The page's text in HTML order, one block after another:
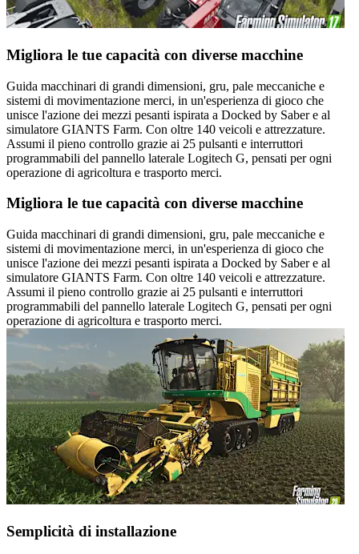
Migliora le tue capacità con diverse macchine
Guida macchinari di grandi dimensioni, gru, pale meccaniche e
sistemi di movimentazione merci, in un'esperienza di gioco che
unisce l'azione dei mezzi pesanti ispirata a Docked by Saber e al
simulatore GIANTS Farm. Con oltre 140 veicoli e attrezzature.
Assumi il pieno controllo grazie ai 25 pulsanti e interruttori
programmabili del pannello laterale Logitech G, pensati per ogni
operazione di agricoltura e trasporto merci.
Migliora le tue capacità con diverse macchine
Guida macchinari di grandi dimensioni, gru, pale meccaniche e
sistemi di movimentazione merci, in un'esperienza di gioco che
unisce l'azione dei mezzi pesanti ispirata a Docked by Saber e al
simulatore GIANTS Farm. Con oltre 140 veicoli e attrezzature.
Assumi il pieno controllo grazie ai 25 pulsanti e interruttori
programmabili del pannello laterale Logitech G, pensati per ogni
operazione di agricoltura e trasporto merci.
Semplicità di installazione